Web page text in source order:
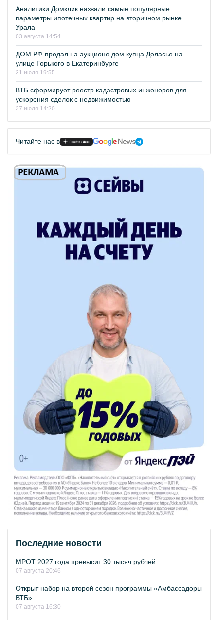
Аналитики Домклик назвали самые популярные
параметры ипотечных квартир на вторичном рынке
Урала
03 августа 14:54
ДОМ.РФ продал на аукционе дом купца Деласье на
улице Горького в Екатеринбурге
31 июля 19:55
ВТБ сформирует реестр кадастровых инженеров для
ускорения сделок с недвижимостью
27 июля 14:20
Читайте нас в
Последние новости
МРОТ 2027 года превысит 30 тысяч рублей
07 августа 20:46
Открыт набор на второй сезон программы «Амбассадоры
ВТБ»
07 августа 16:30